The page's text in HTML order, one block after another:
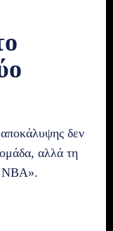
αποκάλυψης δεν
αλλά τη
NBA».